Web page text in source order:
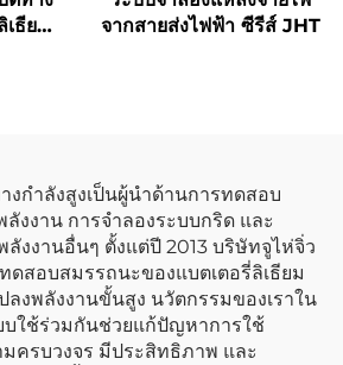
เธียม
จากสายส่งไฟฟ้า ซีรีส์ JHT
งกำลังสูงเป็นผู้นำด้านการทดสอบ
ลังงาน การจำลองระบบกริด และ
ลังงานอื่นๆ ตั้งแต่ปี 2013 บริษัทจูไห่จิ่ว
ดสอบสมรรถนะของแบตเตอรี่ลิเธียม
ลงพลังงานขั้นสูง นวัตกรรมของเราใน
บใช้ร่วมกันช่วยแก้ปัญหาการใช้
ครบวงจร มีประสิทธิภาพ และ